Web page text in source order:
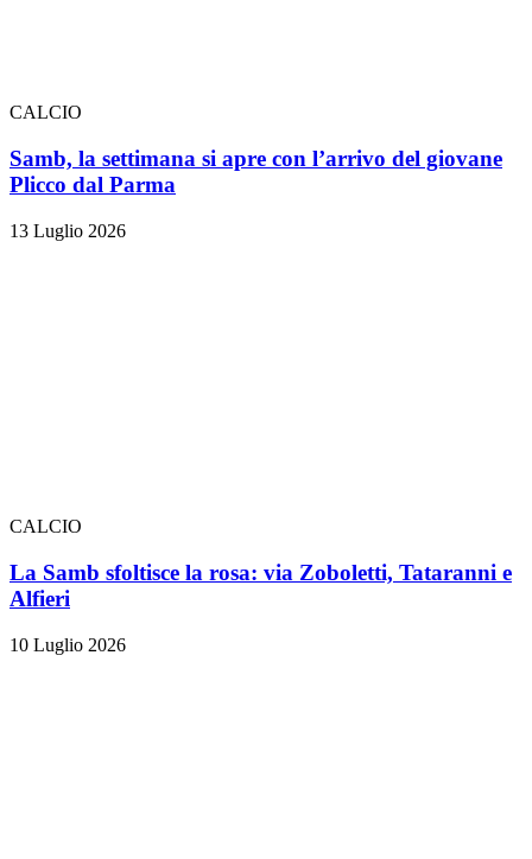
CALCIO
Samb, la settimana si apre con l’arrivo del giovane
Plicco dal Parma
13 Luglio 2026
CALCIO
La Samb sfoltisce la rosa: via Zoboletti, Tataranni e
Alfieri
10 Luglio 2026